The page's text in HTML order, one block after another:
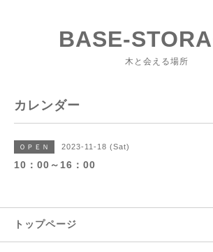
BASE-
木と会える場所
カレンダー
ＯＰＥＮ 2023-11-18 (Sat)
10：00～16：00
トップページ